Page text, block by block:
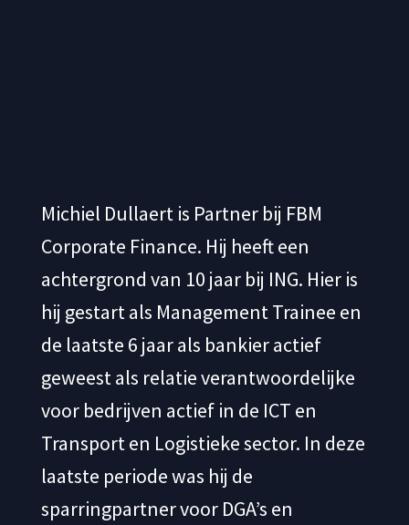
Michiel Dullaert is Partner bij FBM
Corporate Finance. Hij heeft een
achtergrond van 10 jaar bij ING. Hier is
hij gestart als Management Trainee en
de laatste 6 jaar als bankier actief
geweest als relatie verantwoordelijke
voor bedrijven actief in de ICT en
Transport en Logistieke sector. In deze
laatste periode was hij de
sparringpartner voor DGA’s en